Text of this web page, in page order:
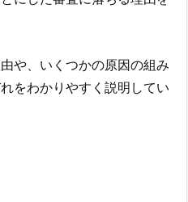
や、いくつかの原因の組み
をわかりやすく説明してい